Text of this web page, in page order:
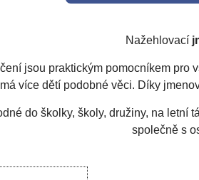
Nažehlovací
jsou praktickým pomocníkem
více dětí podobné věci. Díky
do školky, školy, družiny, na
společně s